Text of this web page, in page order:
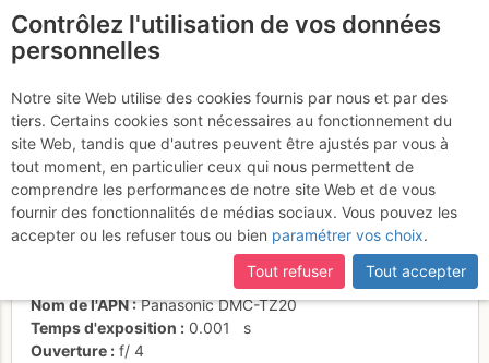
Que du plaisir !
Activités
Date/heure
24 oct. 2012 16:38
Contributeur
stephfb
individuel (CC by-nc-nd)
Nom de l'APN
Panasonic DMC-TZ20
Temps d'exposition
0.001
s
Ouverture
f/ 4
Contrôlez l'utilisation de vos données
personnelles
Notre site Web utilise des cookies fournis par nous et par des
tiers. Certains cookies sont nécessaires au fonctionnement du
site Web, tandis que d'autres peuvent être ajustés par vous à
tout moment, en particulier ceux qui nous permettent de
comprendre les performances de notre site Web et de vous
fournir des fonctionnalités de médias sociaux. Vous pouvez les
accepter ou les refuser tous ou bien paramétrer vos choix.
Tout refuser
Tout accepter